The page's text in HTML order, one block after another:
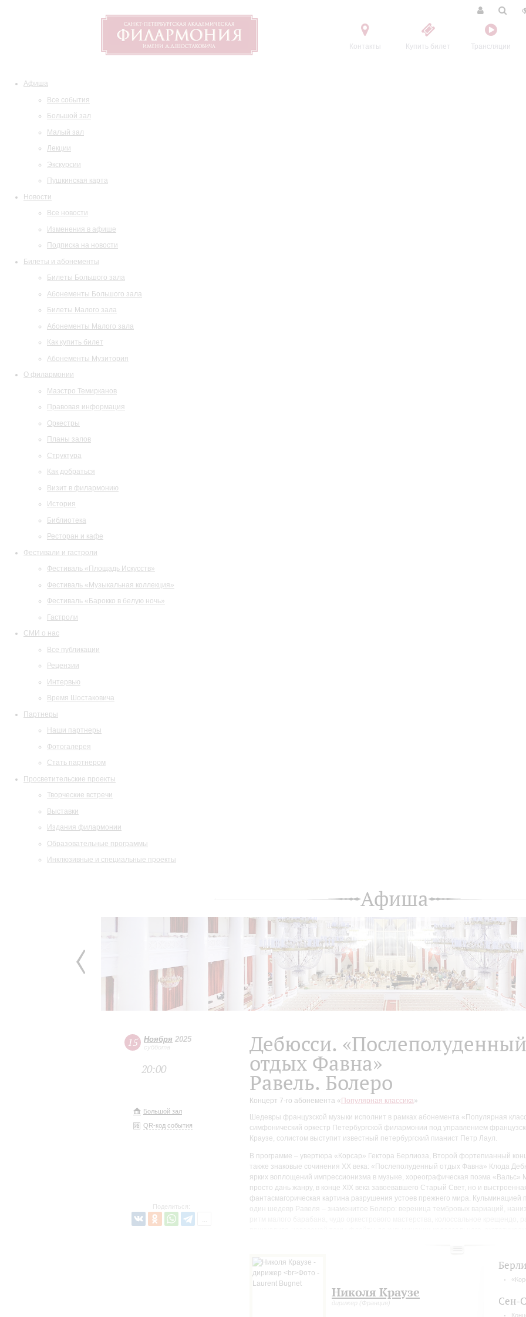
Контакты Купить билет Трансляции
Афиша
Все события
Большой зал
Малый зал
Лекции
Экскурсии
Пушкинская карта
Новости
Все новости
Изменения в афише
Подписка на новости
Билеты и абонементы
Билеты Большого зала
Абонементы Большого зала
Билеты Малого зала
Абонементы Малого зала
Как купить билет
Абонементы Музитория
О филармонии
Маэстро Темирканов
Правовая информация
Оркестры
Планы залов
Структура
Как добраться
Визит в филармонию
История
Библиотека
Ресторан и кафе
Фестивали и гастроли
Фестиваль «Площадь Искусств»
Фестиваль «Музыкальная коллекция»
Фестиваль «Барокко в белую ночь»
Гастроли
СМИ о нас
Все публикации
Рецензии
Интервью
Время Шостаковича
Партнеры
Наши партнеры
Фотогалерея
Стать партнером
Просветительские проекты
Творческие встречи
Выставки
Издания филармонии
Образовательные программы
Инклюзивные и специальные проекты
Афиша
15 Ноября 2025
суббота
20:00
Большой зал
QR-код события
Поделиться:
Дебюсси. «Послеполуденный
отдых Фавна»
Равель. Болеро
Концерт 7-го абонемента « Популярная классика»
Шедевры французской музыки исполнит в рамках абонемента «Популярная
симфонический оркестр Петербургской филармонии под управлением
Краузе, солистом выступит известный петербургский пианист Петр Лаул.
В программе – увертюра «Корсар» Гектора Берлиоза, Второй фортепианный
также знаковые сочинения XX века: «Послеполуденный отдых Фавна» Клода
ярких воплощений импрессионизма в музыке, хореографическая поэма «Вальс»
просто дань жанру, в конце XIX века завоевавшего Старый Свет, но и
фантасмагорическая картина разрушения устоев прежнего мира.
один шедевр Равеля – знаменитое Болеро: вереница тембровых вариаций,
просто удачно оркестрованная пьеса <...>, но произведение, в котором
сущностью».
Премьера Болеро состоялась в 1928 году на сцене Гранд-опера, где труппа
балет в хореографии Брониславы Нижинской – успех был оглушительным, и с
неотъемлемой частью репертуара как симфонических оркестров, так и
Николя Краузе
дирижер (Франция) Сен-